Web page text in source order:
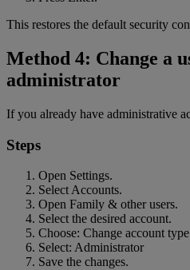
This restores the default security
Method 4: Change a
administrator
If you already have administrative
Steps
Open Settings.
Select Accounts.
Open Family & other users.
Select the desired account.
Choose: Change account type
Select: Administrator
Save the changes.